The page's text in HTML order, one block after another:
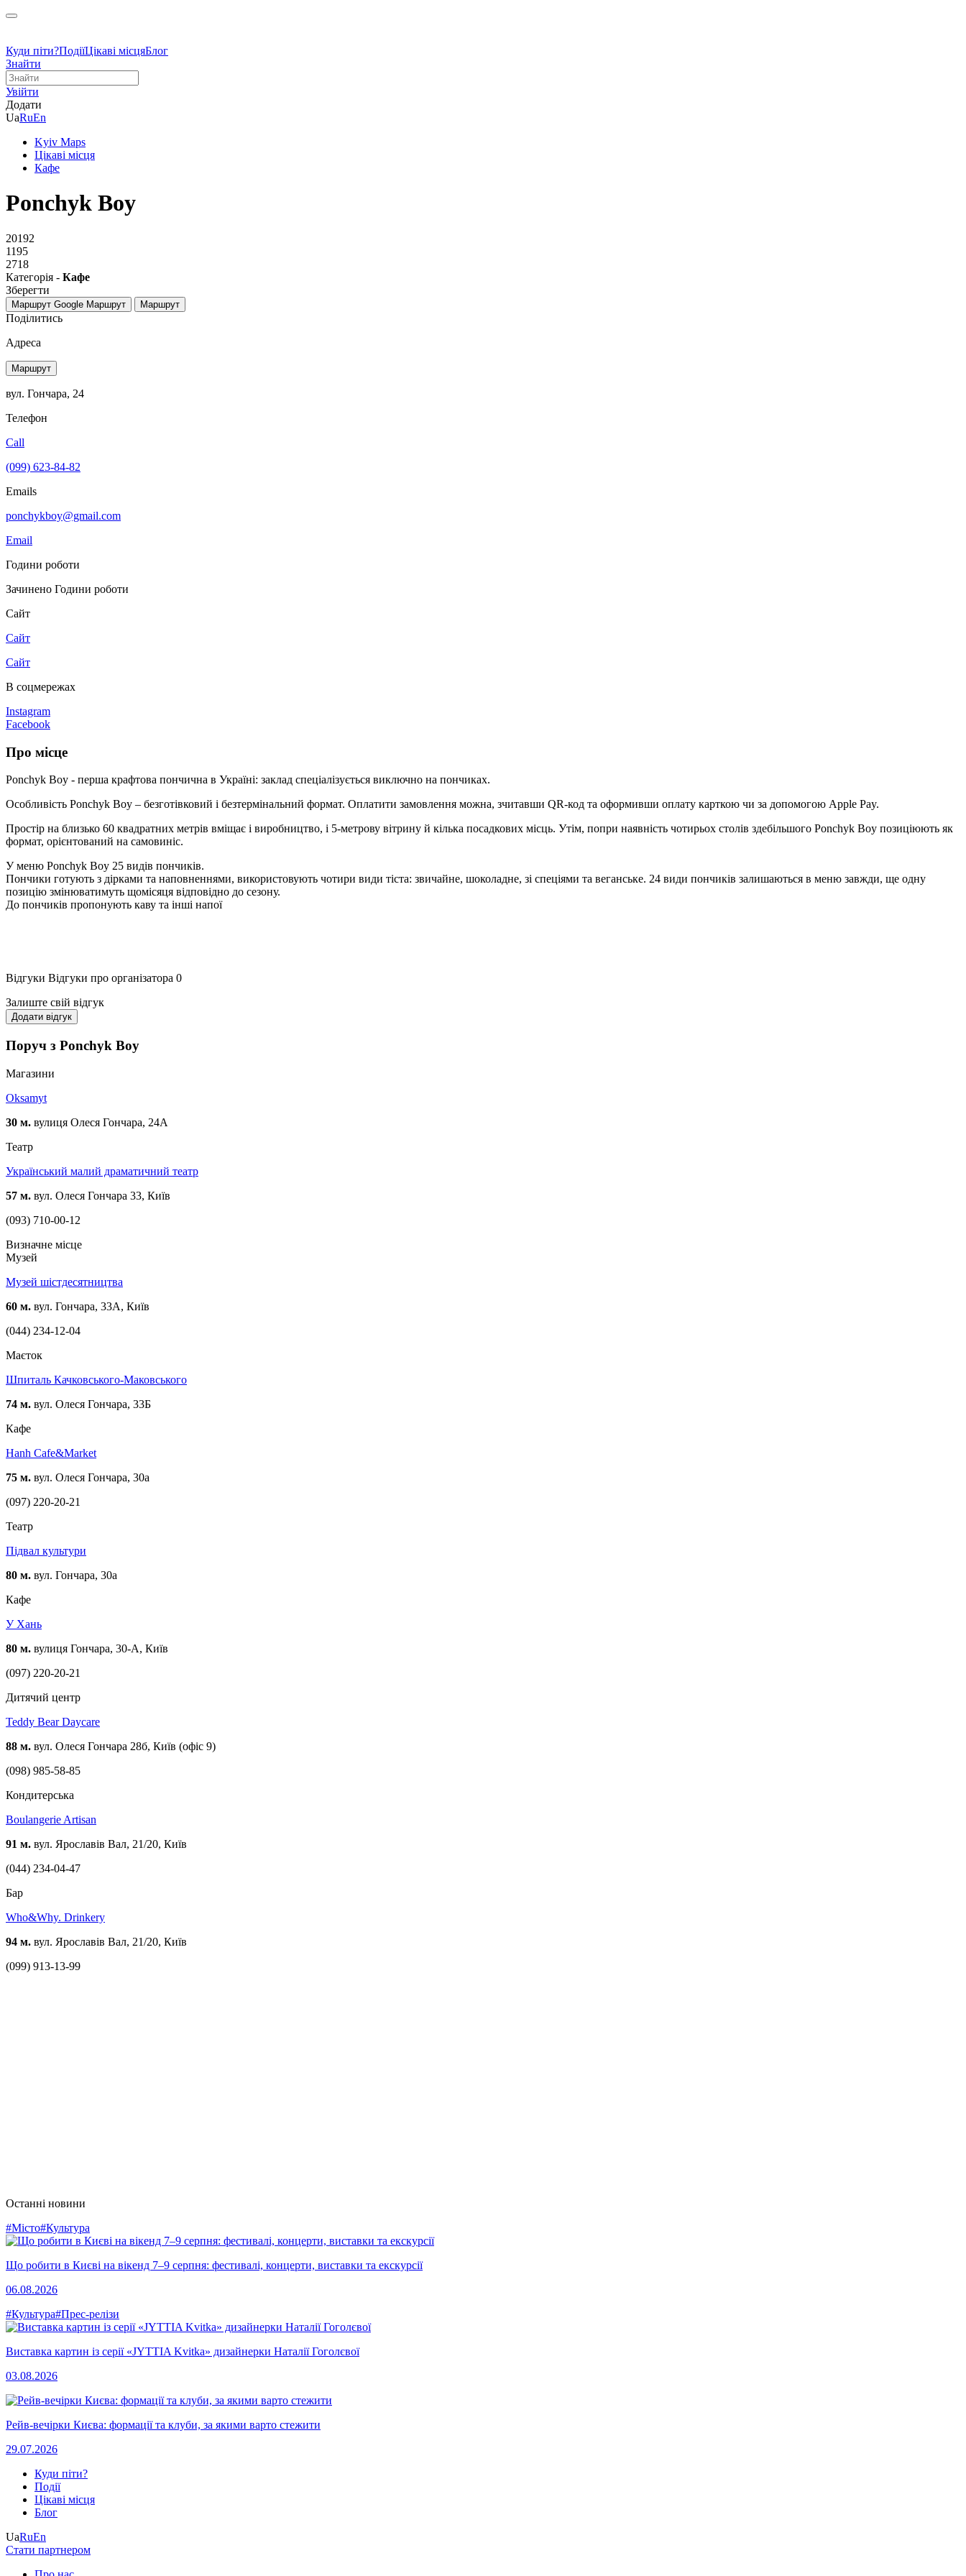
Куди піти?ПодіїЦікаві місцяБлог
Знайти
Увійти
Додати
UaRuEn
Kyiv Maps
Цікаві місця
Кафе
Ponchyk Boy
20192
1195
2718
Категорія - Кафе
Зберегти
Маршрут Google Маршрут Маршрут
Поділитись
Адреса
Маршрут
вул. Гончара, 24
Телефон
Call
(099) 623-84-82
Emails
ponchykboy@gmail.com
Email
Години роботи
Зачинено Години роботи
Сайт
Сайт
Сайт
В соцмережах
Instagram
Facebook
Про місце
Ponchyk Boy - перша крафтова пончична в Україні: заклад спеціалізується виключно на пончиках.
Особливість Ponchyk Boy – безготівковий і безтермінальний формат. Оплатити замовлення можна, зчитавши QR-код та оформивши оплату карткою чи за допомогою Apple Pay.
Простір на близько 60 квадратних метрів вміщає і виробництво, і 5-метрову вітрину й кілька посадкових місць. Утім, попри наявність чотирьох столів здебільшого Ponchyk Boy позиціюють як
формат, орієнтований на самовиніс.
У меню Ponchyk Boy 25 видів пончиків.
Пончики готують з дірками та наповненнями, використовують чотири види тіста: звичайне, шоколадне, зі спеціями та веганське. 24 види пончиків залишаються в меню завжди, ще одну
позицію змінюватимуть щомісяця відповідно до сезону.
До пончиків пропонують каву та інші напої
Відгуки Відгуки про організатора 0
Залиште свій відгук
Додати відгук
Поруч з Ponchyk Boy
Магазини
Oksamyt
30 м. вулиця Олеся Гончара, 24А
Театр
Український малий драматичний театр
57 м. вул. Олеся Гончара 33, Київ
(093) 710-00-12
Визначне місце
Музей
Музей шістдесятництва
60 м. вул. Гончара, 33А, Київ
(044) 234-12-04
Маєток
Шпиталь Качковського-Маковського
74 м. вул. Олеся Гончара, 33Б
Кафе
Hanh Cafe&Market
75 м. вул. Олеся Гончара, 30a
(097) 220-20-21
Театр
Підвал культури
80 м. вул. Гончара, 30а
Кафе
У Хань
80 м. вулиця Гончара, 30-А, Київ
(097) 220-20-21
Дитячий центр
Teddy Bear Daycare
88 м. вул. Олеся Гончара 28б, Київ (офіс 9)
(098) 985-58-85
Кондитерська
Boulangerie Artisan
91 м. вул. Ярославів Вал, 21/20, Київ
(044) 234-04-47
Бар
Who&Why. Drinkery
94 м. вул. Ярославів Вал, 21/20, Київ
(099) 913-13-99
Останні новини
#Місто#Культура
Що робити в Києві на вікенд 7–9 серпня: фестивалі, концерти, виставки та екскурсії
06.08.2026
#Культура#Прес-релізи
Виставка картин із серії «JYTTIA Kvitka» дизайнерки Наталії Гоголєвої
03.08.2026
Рейв-вечірки Києва: формації та клуби, за якими варто стежити
29.07.2026
Куди піти?
Події
Цікаві місця
Блог
UaRuEn
Стати партнером